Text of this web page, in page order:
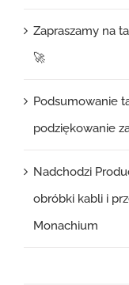
Zapraszamy na
🚀
Podsumowanie
podziękowanie
Nadchodzi
obróbki kabli i
Monachium